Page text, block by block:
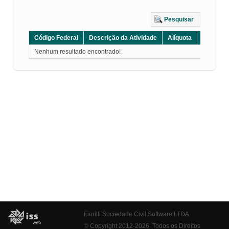
Pesquisar
Código Federal Descrição da Atividade Alíquota
Nenhum resultado encontrado!
Fiorilli Sociedade Civil Software LTDA
© Copyright 2012-2026. Todos os Direitos